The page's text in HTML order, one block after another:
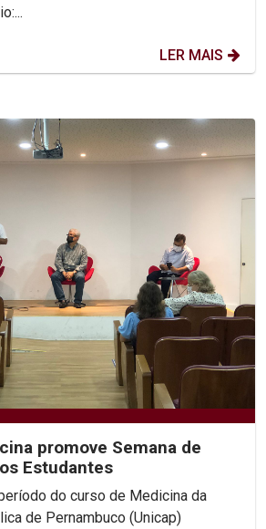
LER MAIS
promove Semana de
Estudantes
do curso de Medicina da
de Pernambuco (Unicap)